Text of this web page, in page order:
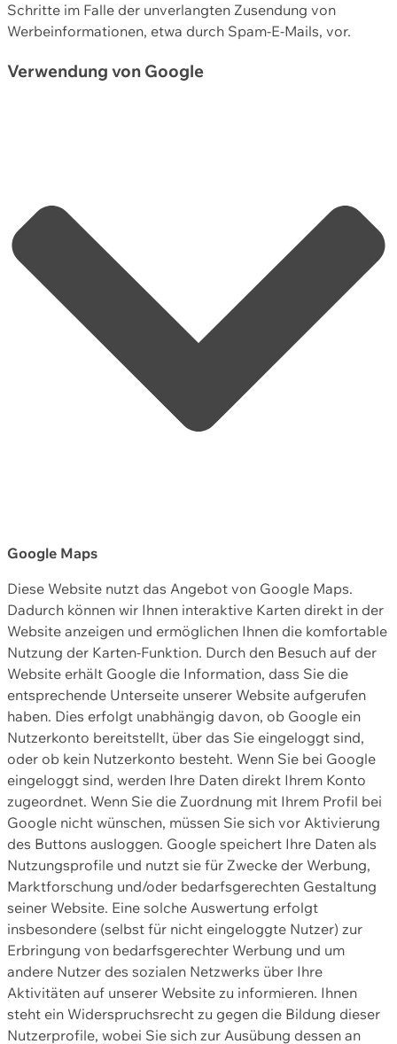
Schritte im Falle der unverlangten Zusendung von
Werbeinformationen, etwa durch Spam-E-Mails, vor.
Verwendung von Google
Google Maps
Diese Website nutzt das Angebot von Google Maps.
Dadurch können wir Ihnen interaktive Karten direkt in der
Website anzeigen und ermöglichen Ihnen die komfortable
Nutzung der Karten-Funktion. Durch den Besuch auf der
Website erhält Google die Information, dass Sie die
entsprechende Unterseite unserer Website aufgerufen
haben. Dies erfolgt unabhängig davon, ob Google ein
Nutzerkonto bereitstellt, über das Sie eingeloggt sind,
oder ob kein Nutzerkonto besteht. Wenn Sie bei Google
eingeloggt sind, werden Ihre Daten direkt Ihrem Konto
zugeordnet. Wenn Sie die Zuordnung mit Ihrem Profil bei
Google nicht wünschen, müssen Sie sich vor Aktivierung
des Buttons ausloggen. Google speichert Ihre Daten als
Nutzungsprofile und nutzt sie für Zwecke der Werbung,
Marktforschung und/oder bedarfsgerechten Gestaltung
seiner Website. Eine solche Auswertung erfolgt
insbesondere (selbst für nicht eingeloggte Nutzer) zur
Erbringung von bedarfsgerechter Werbung und um
andere Nutzer des sozialen Netzwerks über Ihre
Aktivitäten auf unserer Website zu informieren. Ihnen
steht ein Widerspruchsrecht zu gegen die Bildung dieser
Nutzerprofile, wobei Sie sich zur Ausübung dessen an